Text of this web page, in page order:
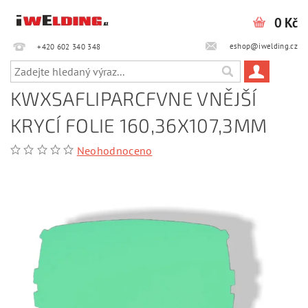
+420 602 340 348‎‎ eshop@iwelding.cz
0 Kč
KWXSAFLIPARCFVNE VNĚJŠÍ
KRYCÍ FOLIE 160,36X107,3MM
Neohodnoceno